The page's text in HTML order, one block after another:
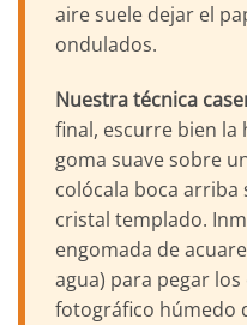
aire suele dejar el
ondulados.
Nuestra técnica
final, escurre bien
goma suave sobre
colócala boca
cristal templado.
engomada de
agua) para pegar
fotográfico húmedo